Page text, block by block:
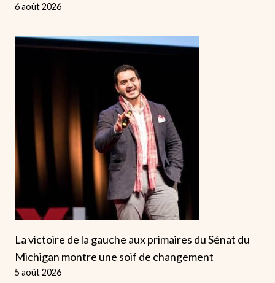
6 août 2026
La victoire de la gauche aux primaires du Sénat du
Michigan montre une soif de changement
5 août 2026